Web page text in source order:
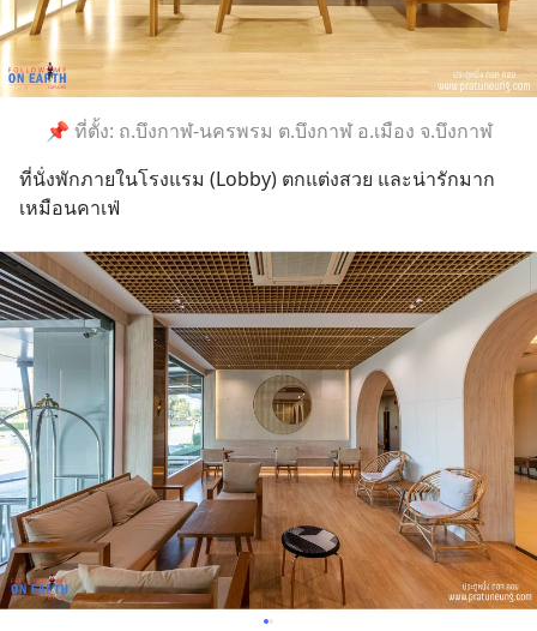
📌 ที่ตั้ง: ถ.บึงกาฬ-นครพรม ต.บึงกาฬ อ.เมือง จ.บึงกาฬ
ที่นั่งพักภายในโรงแรม (Lobby) ตกแต่งสวย และน่ารักมาก
เหมือนคาเฟ่